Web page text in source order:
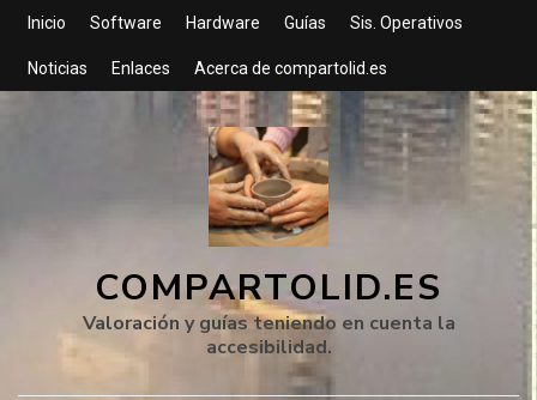
Inicio Software Hardware Guías Sis. Operativos
Noticias Enlaces Acerca de compartolid.es
COMPARTOLID.ES
Valoración y guías teniendo en cuenta la
accesibilidad.